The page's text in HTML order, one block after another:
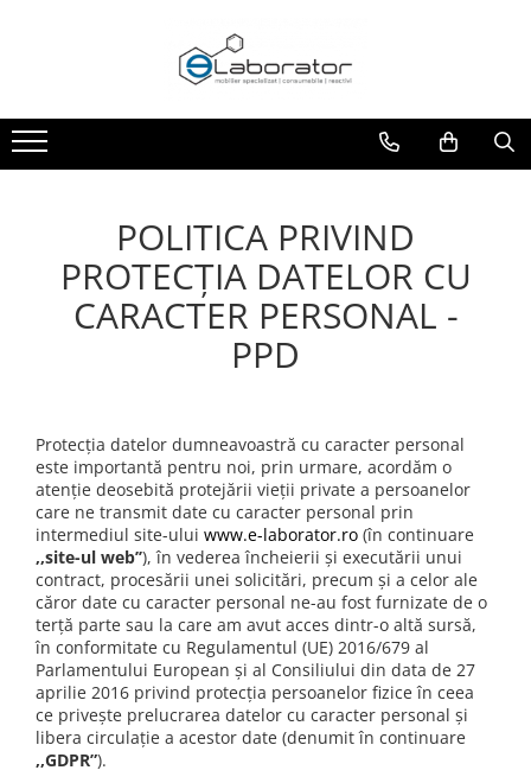
Mobilier de laborator
Mese de balanta
Nisa chimica
Dulapuri pentru stocare reactivi
Dulapuri securizate pentru
depozitarea de reactivi chimici –
acizi și baze
Mese de laborator/Bancuri de
Accesorii
Chiuvete
Mobilier medical
Transport
Uscatoare de sticlarie
Ventilatie / Exhaustare
Dulapuri de laborator/Corpuri de
stocare
Dulapuri de reactivi
Dulapuri la sol
Dulapuri under-bench mobile
Sticlarie de laborator
Baloane cotate
Cilindri gradati din sticla
Robineti de laborator
Robineti pentru apa
POLITICA PRIVIND
PROTECȚIA DATELOR CU
CARACTER PERSONAL -
PPD
Protecția datelor dumneavoastră cu caracter personal
este importantă pentru noi, prin urmare, acordăm o
atenție deosebită protejării vieții private a persoanelor
care ne transmit date cu caracter personal prin
intermediul site-ului www.e-laborator.ro (în continuare
,,site-ul web’’), în vederea încheierii și executării unui
contract, procesării unei solicitări, precum și a celor ale
căror date cu caracter personal ne-au fost furnizate de o
terță parte sau la care am avut acces dintr-o altă sursă,
în conformitate cu Regulamentul (UE) 2016/679 al
Parlamentului European și al Consiliului din data de 27
aprilie 2016 privind protecția persoanelor fizice în ceea
ce privește prelucrarea datelor cu caracter personal și
libera circulație a acestor date (denumit în continuare
,,GDPR”).